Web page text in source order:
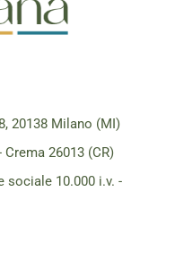
20138 Milano (MI)
26013 (CR)
sociale 10.000 i.v. -